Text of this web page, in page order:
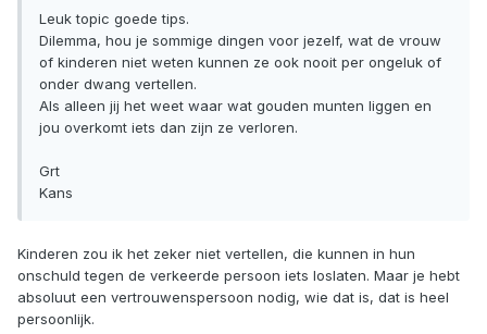
Leuk topic goede tips.
Dilemma, hou je sommige dingen voor jezelf, wat de vrouw
of kinderen niet weten kunnen ze ook nooit per ongeluk of
onder dwang vertellen.
Als alleen jij het weet waar wat gouden munten liggen en
jou overkomt iets dan zijn ze verloren.
Grt
Kans
Kinderen zou ik het zeker niet vertellen, die kunnen in hun
onschuld tegen de verkeerde persoon iets loslaten. Maar je hebt
absoluut een vertrouwenspersoon nodig, wie dat is, dat is heel
persoonlijk.